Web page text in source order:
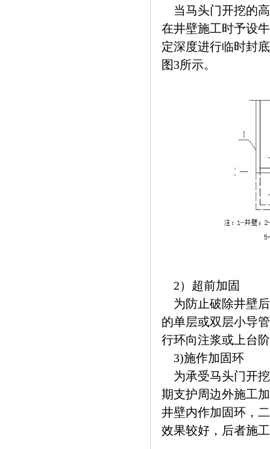
当马头门开挖的
在井壁施工时予设
定深度进行临时封
图3所示。
2）超前加固
为防止破除井壁
的单层或双层小导
行环向注浆或上台
3)施作加固环
为承受马头门开
期支护周边外施工
井壁内作加固环，
效果较好，后者施